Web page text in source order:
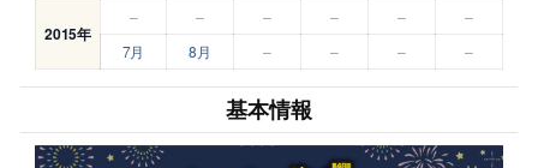
2015年
– – – – –
–
7月
8月 – – – –
基本情報